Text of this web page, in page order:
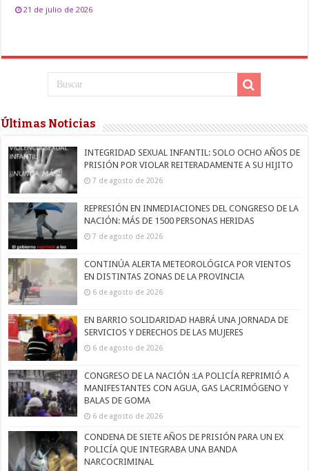
21 de julio de 2026
Últimas Noticias
INTEGRIDAD SEXUAL INFANTIL: SOLO OCHO AÑOS DE
PRISIÓN POR VIOLAR REITERADAMENTE A SU HIJITO
7 de agosto de 2026
REPRESIÓN EN INMEDIACIONES DEL CONGRESO DE LA
NACIÓN: MÁS DE 1500 PERSONAS HERIDAS
7 de agosto de 2026
CONTINÚA ALERTA METEOROLÓGICA POR VIENTOS
EN DISTINTAS ZONAS DE LA PROVINCIA
6 de agosto de 2026
EN BARRIO SOLIDARIDAD HABRÁ UNA JORNADA DE
SERVICIOS Y DERECHOS DE LAS MUJERES
6 de agosto de 2026
CONGRESO DE LA NACIÓN :LA POLICÍA REPRIMIÓ A
MANIFESTANTES CON AGUA, GAS LACRIMÓGENO Y
BALAS DE GOMA
6 de agosto de 2026
CONDENA DE SIETE AÑOS DE PRISIÓN PARA UN EX
POLICÍA QUE INTEGRABA UNA BANDA
NARCOCRIMINAL